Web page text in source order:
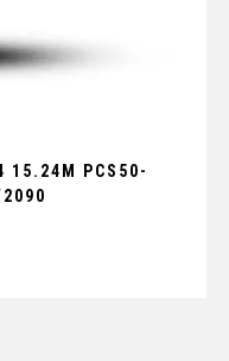
15.24M PCS50-